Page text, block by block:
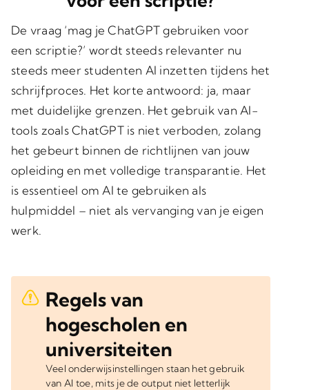
De vraag ‘mag je ChatGPT gebruiken voor
een scriptie?’ wordt steeds relevanter nu
steeds meer studenten AI inzetten tijdens het
schrijfproces. Het korte antwoord: ja, maar
met duidelijke grenzen. Het gebruik van AI-
tools zoals ChatGPT is niet verboden, zolang
het gebeurt binnen de richtlijnen van jouw
opleiding en met volledige transparantie. Het
is essentieel om AI te gebruiken als
hulpmiddel – niet als vervanging van je eigen
werk.
Regels van
hogescholen en
universiteiten
Veel onderwijsinstellingen staan het gebruik
van AI toe, mits je de output niet letterlijk